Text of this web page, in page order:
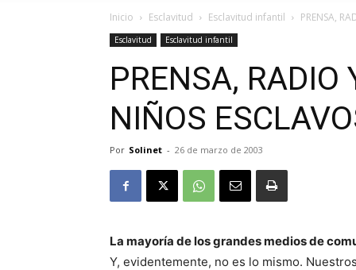
Inicio Esclavitud Esclavitud infantil PRENSA,
Esclavitud Esclavitud infantil
PRENSA, RADIO
NIÑOS
Por Solinet - 26 de marzo de 2003
La mayoría de los grandes medios de
Y, evidentemente, no es lo mismo.